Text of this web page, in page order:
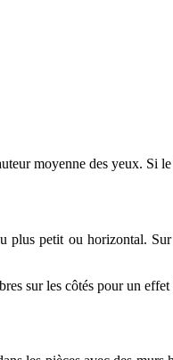
moyenne des yeux. Si
petit ou horizontal.
sur les côtés pour un